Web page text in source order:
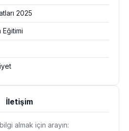
2025
İletişim
almak için arayın: